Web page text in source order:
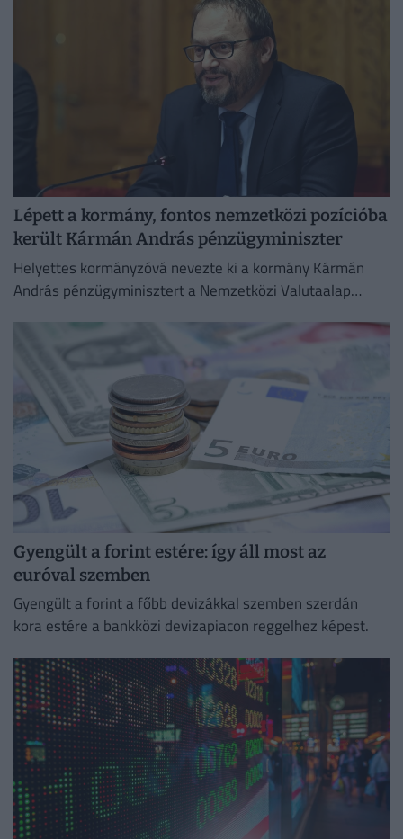
Lépett a kormány, fontos nemzetközi pozícióba
került Kármán András pénzügyminiszter
Helyettes kormányzóvá nevezte ki a kormány Kármán
András pénzügyminisztert a Nemzetközi Valutaalap
Gyengült a forint estére: így áll most az
euróval szemben
Gyengült a forint a főbb devizákkal szemben szerdán
kora estére a bankközi devizapiacon reggelhez képest.